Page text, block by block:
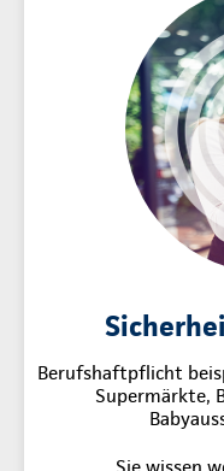
Berufshaftpflicht
Supermärkte,